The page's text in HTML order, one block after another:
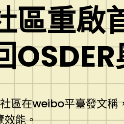
區重啟
區在weibo平臺發文稱
效能。